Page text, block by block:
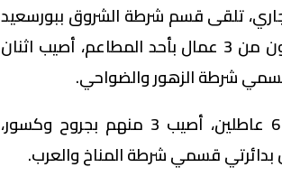
22 من الشهر الجاري، تلقى قسم شرطة الشروق ببورسعيد
بلاغًا بوقوع مشاجرة بين طرف أول مكون من 3 عمال بأحد المطاعم، أصيب اثنان
شرطة الزهور والضواحي.
كما تبين أن الطرف الثاني مكون من 6 عاطلين، أصيب 3 منهم بجروح وكسور،
بدائرتي قسمي شرطة المناخ والعرب.